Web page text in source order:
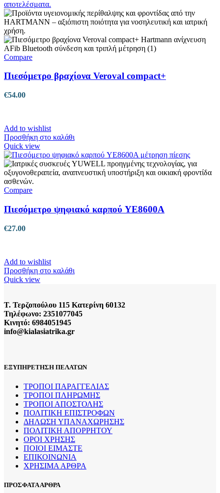
Compare
Πιεσόμετρο βραχίονα Veroval compact+
€54.00
Add to wishlist
Προσθήκη στο καλάθι
Quick view
Compare
Πιεσόμετρο ψηφιακό καρπού YE8600A
€27.00
Add to wishlist
Προσθήκη στο καλάθι
Quick view
Τ. Τερζοπούλου 115 Κατερίνη 60132
Τηλέφωνο: 2351077045
Κινητό: 6984051945
info@kialasiatrika.gr
ΕΞΥΠΗΡΕΤΗΣΗ ΠΕΛΑΤΩΝ
ΤΡΟΠΟΙ ΠΑΡΑΓΓΕΛΙΑΣ
ΤΡΟΠΟΙ ΠΛΗΡΩΜΗΣ
ΤΡΟΠΟΙ ΑΠΟΣΤΟΛΗΣ
ΠΟΛΙΤΙΚΗ ΕΠΙΣΤΡΟΦΩΝ
ΔΗΛΩΣΗ ΥΠΑΝΑΧΩΡΗΣΗΣ
ΠΟΛΙΤΙΚΗ ΑΠΟΡΡΗΤΟΥ
ΟΡΟΙ ΧΡΗΣΗΣ
ΠΟΙΟΙ ΕΙΜΑΣΤΕ
ΕΠΙΚΟΙΝΩΝΙΑ
ΧΡΗΣΙΜΑ ΑΡΘΡΑ
ΠΡΟΣΦΑΤΑ ΑΡΘΡΑ